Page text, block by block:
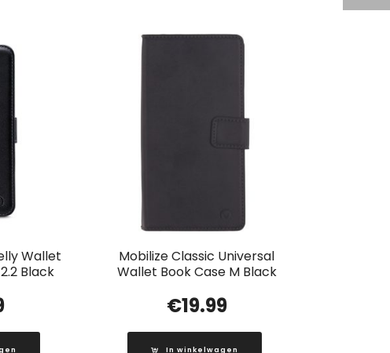
Wallet
Black
Mobilize Classic Universal
Wallet Book Case M Black
€19.99
In winkelwagen